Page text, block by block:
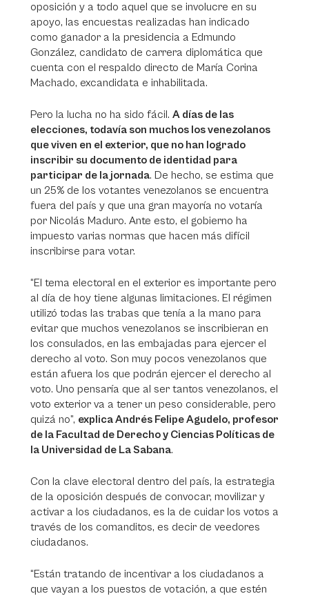
oposición y a todo aquel que se involucre en su
apoyo, las encuestas realizadas han indicado
como ganador a la presidencia a Edmundo
González, candidato de carrera diplomática que
cuenta con el respaldo directo de María Corina
Machado, excandidata e inhabilitada.
Pero la lucha no ha sido fácil. A días de las
elecciones, todavía son muchos los venezolanos
que viven en el exterior, que no han logrado
inscribir su documento de identidad para
participar de la jornada. De hecho, se estima que
un 25% de los votantes venezolanos se encuentra
fuera del país y que una gran mayoría no votaría
por Nicolás Maduro. Ante esto, el gobierno ha
impuesto varias normas que hacen más difícil
inscribirse para votar.
“El tema electoral en el exterior es importante pero
al día de hoy tiene algunas limitaciones. El régimen
utilizó todas las trabas que tenía a la mano para
evitar que muchos venezolanos se inscribieran en
los consulados, en las embajadas para ejercer el
derecho al voto. Son muy pocos venezolanos que
están afuera los que podrán ejercer el derecho al
voto. Uno pensaría que al ser tantos venezolanos, el
voto exterior va a tener un peso considerable, pero
quizá no”, explica Andrés Felipe Agudelo, profesor
de la Facultad de Derecho y Ciencias Políticas de
la Universidad de La Sabana.
Con la clave electoral dentro del país, la estrategia
de la oposición después de convocar, movilizar y
activar a los ciudadanos, es la de cuidar los votos a
través de los comanditos, es decir de veedores
ciudadanos.
“Están tratando de incentivar a los ciudadanos a
que vayan a los puestos de votación, a que estén